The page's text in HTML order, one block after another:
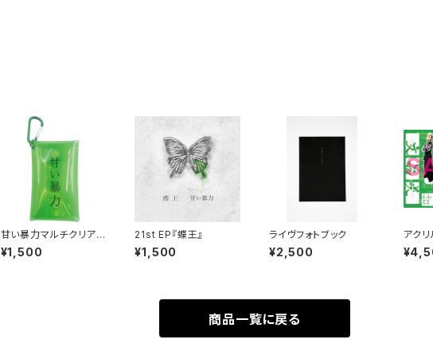
甘い暴力マルチクリア
ポーチ
¥1,500
21st EP『蝶王』
¥1,500
ライヴフォトブック
¥2,500
アク
商品一覧に戻る